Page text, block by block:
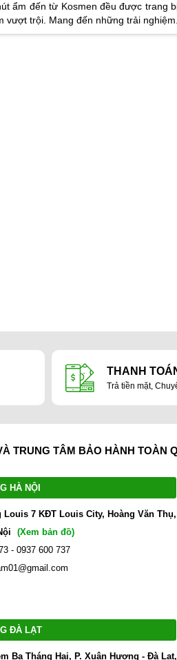
ẩm đến từ Kosmen đều được trang
vượt trội. Mang đến những trải
THANH
Trả tiền mặt,
TRUNG TÂM BẢO HÀNH TOÀN
HÀ NỘI
Louis 7 KĐT Louis City, Hoàng Văn Thụ,
(Xem bản đồ)
- 0937 600 737
ĐÀ LẠT
Ba Tháng Hai, P. Xuân Hương - Đà Lạt,